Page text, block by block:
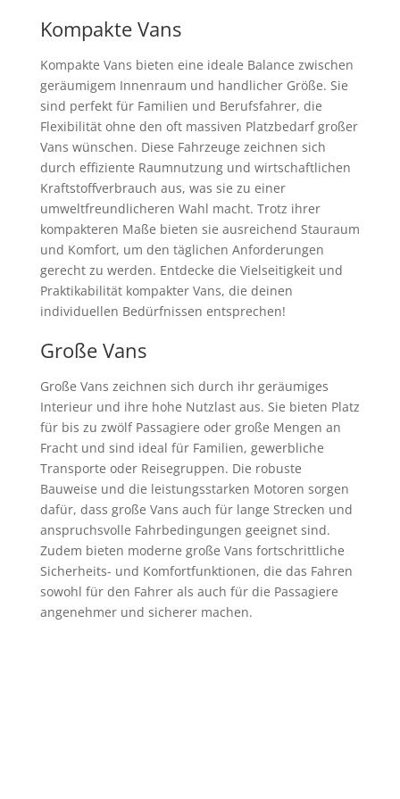
Kompakte Vans
Kompakte Vans bieten eine ideale Balance zwischen
geräumigem Innenraum und handlicher Größe. Sie
sind perfekt für Familien und Berufsfahrer, die
Flexibilität ohne den oft massiven Platzbedarf großer
Vans wünschen. Diese Fahrzeuge zeichnen sich
durch effiziente Raumnutzung und wirtschaftlichen
Kraftstoffverbrauch aus, was sie zu einer
umweltfreundlicheren Wahl macht. Trotz ihrer
kompakteren Maße bieten sie ausreichend Stauraum
und Komfort, um den täglichen Anforderungen
gerecht zu werden. Entdecke die Vielseitigkeit und
Praktikabilität kompakter Vans, die deinen
individuellen Bedürfnissen entsprechen!
Große Vans
Große Vans zeichnen sich durch ihr geräumiges
Interieur und ihre hohe Nutzlast aus. Sie bieten Platz
für bis zu zwölf Passagiere oder große Mengen an
Fracht und sind ideal für Familien, gewerbliche
Transporte oder Reisegruppen. Die robuste
Bauweise und die leistungsstarken Motoren sorgen
dafür, dass große Vans auch für lange Strecken und
anspruchsvolle Fahrbedingungen geeignet sind.
Zudem bieten moderne große Vans fortschrittliche
Sicherheits- und Komfortfunktionen, die das Fahren
sowohl für den Fahrer als auch für die Passagiere
angenehmer und sicherer machen.